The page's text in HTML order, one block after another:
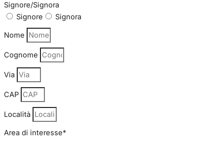
Signore/Signora
Signore
Signora
Nome
Cognome
Via
CAP
Località
Area di interesse*